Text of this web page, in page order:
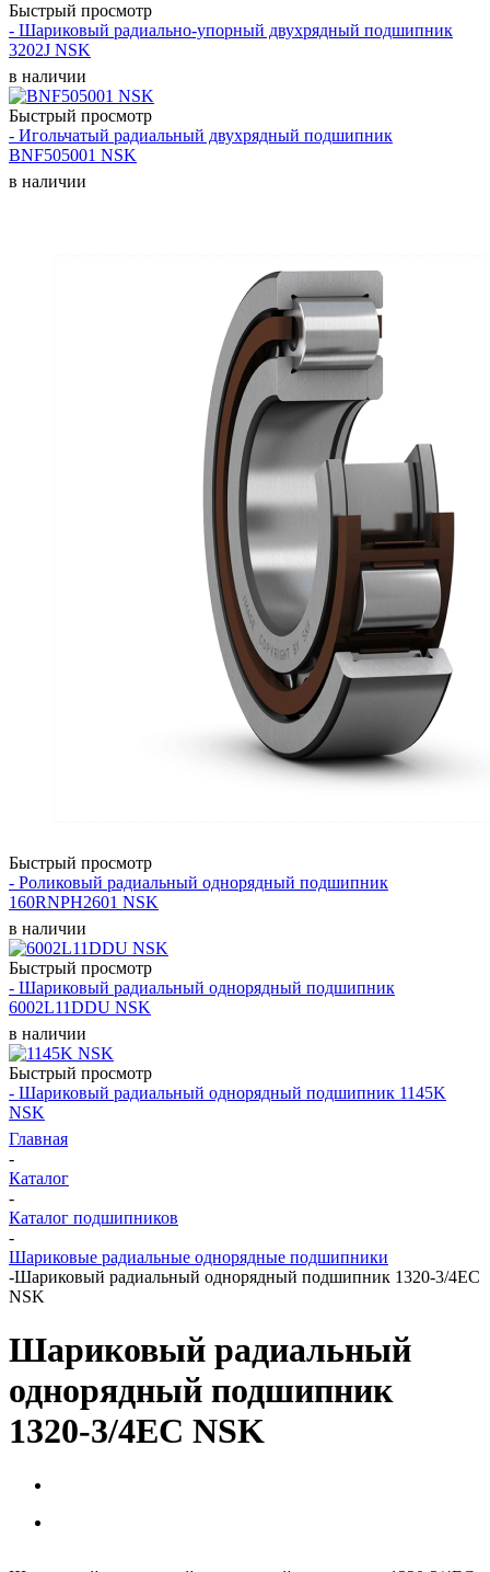
Быстрый просмотр
- Шариковый радиально-упорный двухрядный подшипник
3202J NSK
в наличии
Быстрый просмотр
- Игольчатый радиальный двухрядный подшипник
BNF505001 NSK
в наличии
Быстрый просмотр
- Роликовый радиальный однорядный подшипник
160RNPH2601 NSK
в наличии
Быстрый просмотр
- Шариковый радиальный однорядный подшипник
6002L11DDU NSK
в наличии
Быстрый просмотр
- Шариковый радиальный однорядный подшипник 1145K
NSK
Главная
-
Каталог
-
Каталог подшипников
-
Шариковые радиальные однорядные подшипники
-Шариковый радиальный однорядный подшипник 1320-3/4EC
NSK
Шариковый радиальный
однорядный подшипник
1320-3/4EC NSK